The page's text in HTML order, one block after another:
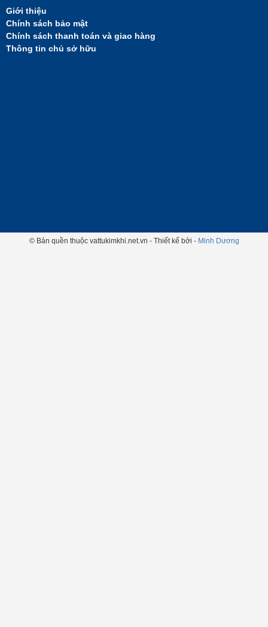
Giới thiệu
Chính sách bảo mật
Chính sách thanh toán và giao hàng
Thông tin chủ sở hữu
© Bản quền thuộc vattukimkhi.net.vn - Thiết kế bởi - Minh Dương